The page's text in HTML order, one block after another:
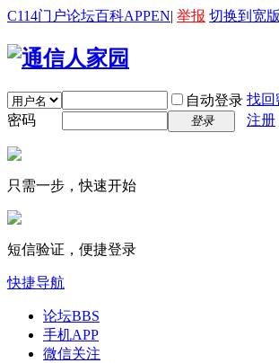
C114门户论坛百科APPEN| 举报 切换到宽版
自动登录 找回
密码
登录 注册
只需一步，快速开始
短信验证，便捷登录
快捷导航
论坛BBS
手机APP
微信关注